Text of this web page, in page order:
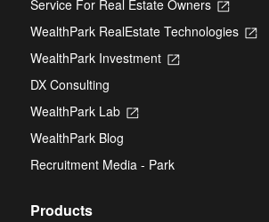
Service For Real Estate Owners
Opens
a
WealthPark RealEstate Technologies
WealthPark Investment
Opens
DX Consulting
WealthPark Lab
Opens
new
tab
WealthPark Blog
Recruitment Media - Park
Products